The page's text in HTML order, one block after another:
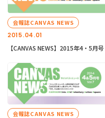
2015.04.01
会報誌CANVAS NEWS
【CANVAS NEWS】2015年4・5月号
会報誌CANVAS NEWS